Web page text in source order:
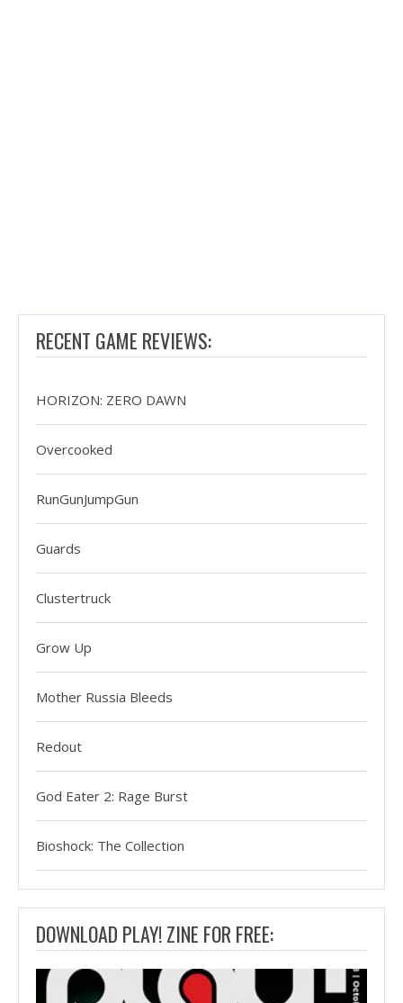
RECENT GAME REVIEWS:
HORIZON: ZERO DAWN
Overcooked
RunGunJumpGun
Guards
Clustertruck
Grow Up
Mother Russia Bleeds
Redout
God Eater 2: Rage Burst
Bioshock: The Collection
DOWNLOAD PLAY! ZINE FOR FREE: